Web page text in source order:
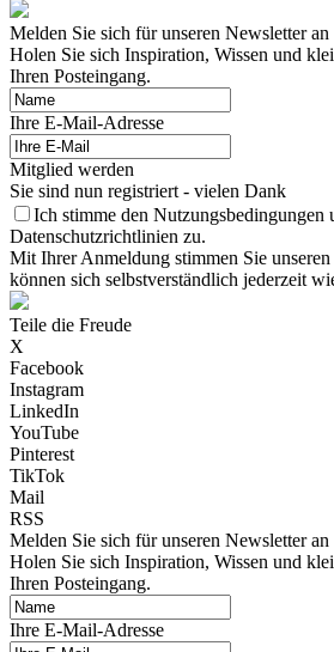
Melden Sie sich für unseren Newsletter an
Holen Sie sich Inspiration, Wissen und
Ihren Posteingang.
Ihre E-Mail-Adresse
Mitglied werden
Sie sind nun registriert - vielen Dank
Ich stimme den Nutzungsbedingungen
Datenschutzrichtlinien zu.
Mit Ihrer Anmeldung stimmen Sie
können sich selbstverständlich jederzeit
Teile die Freude
X
Facebook
Instagram
LinkedIn
YouTube
Pinterest
TikTok
Mail
RSS
Melden Sie sich für unseren Newsletter an
Holen Sie sich Inspiration, Wissen und
Ihren Posteingang.
Ihre E-Mail-Adresse